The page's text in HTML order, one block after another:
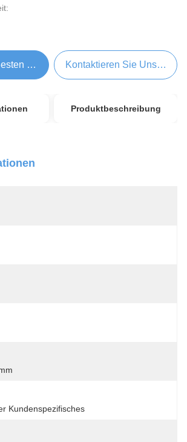
Preis Kontaktieren Sie Uns Jetzt
Produktbeschreibung
Kundenspezifisches